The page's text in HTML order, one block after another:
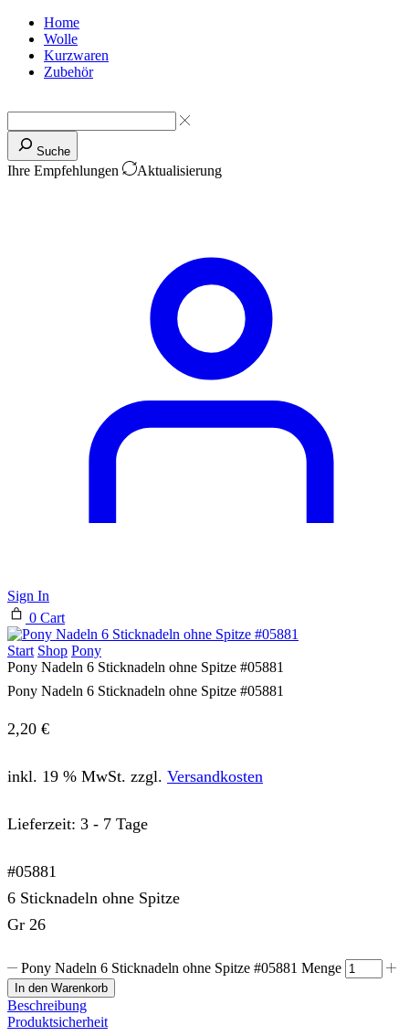
Home
Wolle
Kurzwaren
Zubehör
Suche
Ihre Empfehlungen Aktualisierung
Sign In
0 Cart
Start Shop Pony
Pony Nadeln 6 Sticknadeln ohne Spitze #05881
Pony Nadeln 6 Sticknadeln ohne Spitze #05881
2,20 €
inkl. 19 % MwSt. zzgl. Versandkosten
Lieferzeit: 3 - 7 Tage
#05881
6 Sticknadeln ohne Spitze
Gr 26
Pony Nadeln 6 Sticknadeln ohne Spitze #05881 Menge
In den Warenkorb
Beschreibung
Produktsicherheit